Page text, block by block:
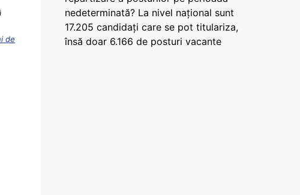
de
nedeterminată? La nivel național sunt
17.205 candidați care se pot titulariza,
însă doar 6.166 de posturi vacante